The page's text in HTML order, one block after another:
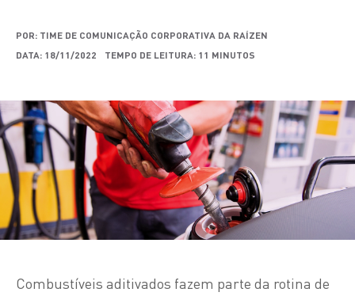
POR: TIME DE COMUNICAÇÃO CORPORATIVA DA RAÍZEN
DATA: 18/11/2022
TEMPO DE LEITURA: 11 MINUTOS
Combustíveis aditivados fazem parte da rotina de